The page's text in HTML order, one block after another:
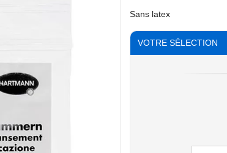
Sans latex
VOTRE SÉLECTION